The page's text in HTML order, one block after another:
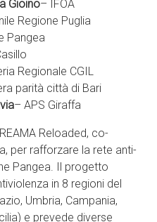
Gioino– IFOA
Regione Puglia
Pangea
Regionale CGIL
parità città di Bari
– APS Giraffa
Reloaded, co-
per rafforzare la rete anti-
Pangea. Il progetto
in 8 regioni del
Umbria, Campania,
e prevede diverse